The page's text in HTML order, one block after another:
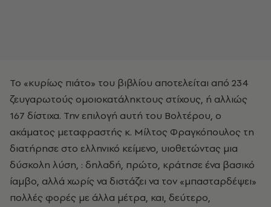
Το «κυρίως πιάτο» του βιβλίου αποτελείται από 234
ζευγαρωτούς ομοιοκατάληκτους στίχους, ή αλλιώς
167 δίστιχα. Την επιλογή αυτή του Βολτέρου, ο
ακάματος μεταφραστής κ. Μίλτος Φραγκόπουλος τη
διατήρησε στο ελληνικό κείμενο, υιοθετώντας μια
δύσκολη λύση, : δηλαδή, πρώτο, κράτησε ένα βασικό
ίαμβο, αλλά χωρίς να διστάζει να τον «μπασταρδέψει»
πολλές φορές με άλλα μέτρα, και, δεύτερο,